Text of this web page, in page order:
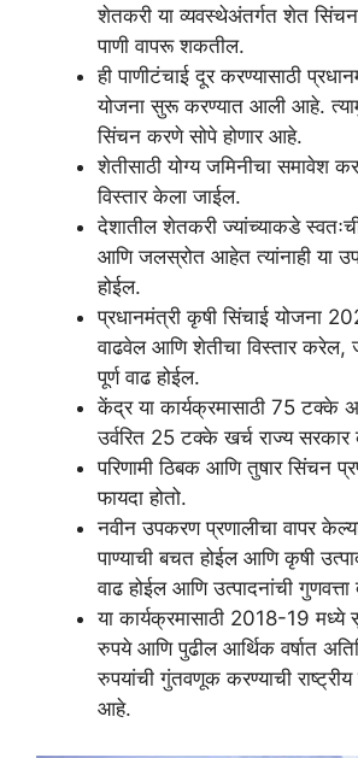
शेतकरी या व्यवस्थेअंतर्गत शेत
पाणी वापरू शकतील.
ही पाणीटंचाई दूर करण्यासाठी
योजना सुरू करण्यात आली आहे.
सिंचन करणे सोपे होणार आहे.
शेतीसाठी योग्य जमिनीचा समावेश
विस्तार केला जाईल.
देशातील शेतकरी ज्यांच्याकडे
आणि जलस्रोत आहेत त्यांनाही या
होईल.
प्रधानमंत्री कृषी सिंचाई योजना
वाढवेल आणि शेतीचा विस्तार करेल,
पूर्ण वाढ होईल.
केंद्र या कार्यक्रमासाठी 75 टक्के
उर्वरित 25 टक्के खर्च राज्य
परिणामी ठिबक आणि तुषार सिंचन
फायदा होतो.
नवीन उपकरण प्रणालीचा वापर
पाण्याची बचत होईल आणि कृषी
वाढ होईल आणि उत्पादनांची
या कार्यक्रमासाठी 2018-19
रुपये आणि पुढील आर्थिक वर्षात
रुपयांची गुंतवणूक करण्याची
आहे.